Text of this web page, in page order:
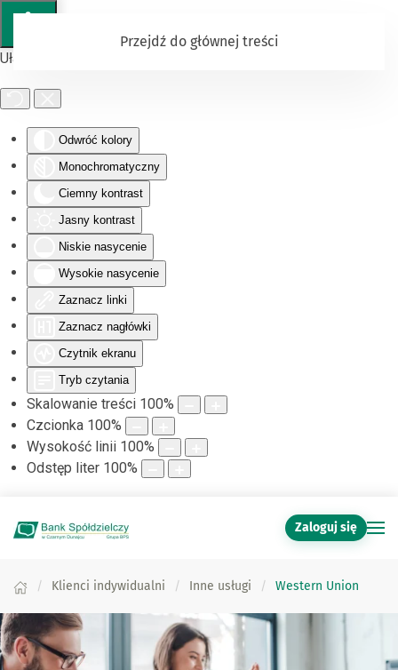
Ułatwienia dostępu
Odwróć kolory
Monochromatyczny
Ciemny kontrast
Jasny kontrast
Niskie nasycenie
Wysokie nasycenie
Zaznacz linki
Zaznacz nagłówki
Czytnik ekranu
Tryb czytania
Skalowanie treści 100%
Czcionka 100%
Wysokość linii 100%
Odstęp liter 100%
Przejdź do głównej treści
Zaloguj się
Klienci indywidualni Inne usługi Western Union